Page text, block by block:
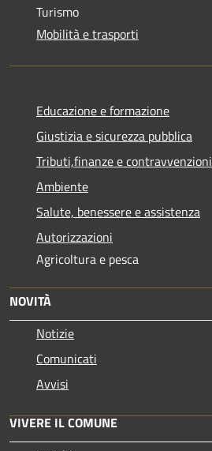
Turismo
Mobilità e trasporti
Educazione e formazione
Giustizia e sicurezza pubblica
Tributi,finanze e contravvenzioni
Ambiente
Salute, benessere e assistenza
Autorizzazioni
Agricoltura e pesca
NOVITÀ
Notizie
Comunicati
Avvisi
VIVERE IL COMUNE